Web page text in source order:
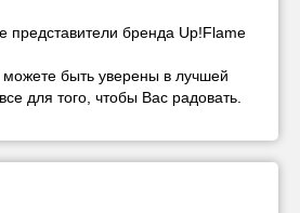
бренда Up!Flame
быть уверены в лучшей
для того, чтобы Вас радовать.